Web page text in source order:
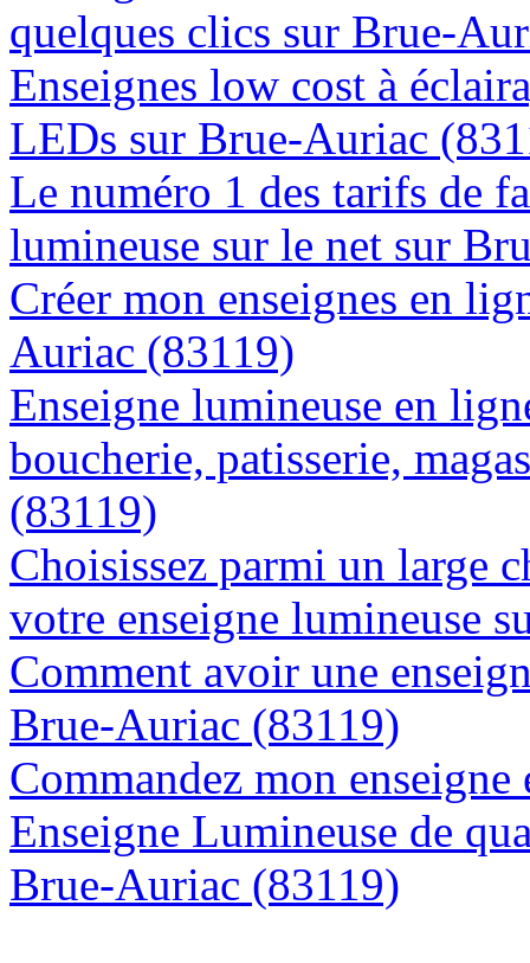
quelques clics sur Brue-
Enseignes low cost à
LEDs sur Brue-Auriac
Le numéro 1 des tarifs de
lumineuse sur le net sur
Créer mon enseignes en
Auriac (83119)
Enseigne lumineuse en
boucherie, patisserie,
(83119)
Choisissez parmi un large
votre enseigne lumineuse
Comment avoir une
Brue-Auriac (83119)
Commandez mon
Enseigne Lumineuse de
Brue-Auriac (83119)